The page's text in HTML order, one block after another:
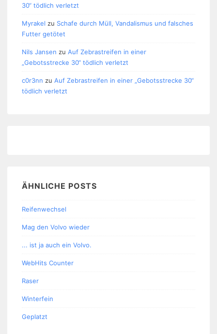
30“ tödlich verletzt
Myrakel zu Schafe durch Müll, Vandalismus und falsches
Futter getötet
Nils Jansen zu Auf Zebrastreifen in einer
„Gebotsstrecke 30“ tödlich verletzt
c0r3nn zu Auf Zebrastreifen in einer „Gebotsstrecke 30“
tödlich verletzt
ÄHNLICHE POSTS
Reifenwechsel
Mag den Volvo wieder
... ist ja auch ein Volvo.
WebHits Counter
Raser
Winterfein
Geplatzt